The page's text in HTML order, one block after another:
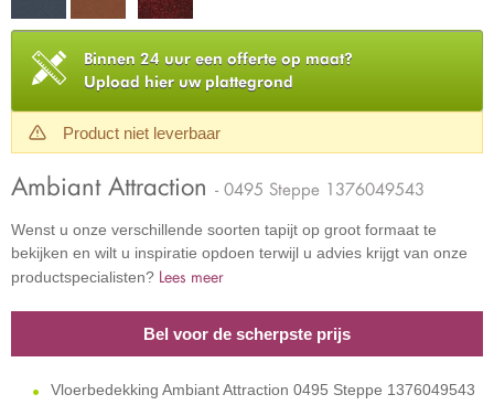
Binnen 24 uur een offerte op maat?
Upload hier uw plattegrond
Product niet leverbaar
Ambiant Attraction - 0495 Steppe 1376049543
Wenst u onze verschillende soorten tapijt op groot formaat te
bekijken en wilt u inspiratie opdoen terwijl u advies krijgt van onze
productspecialisten? Lees meer
Bel voor de scherpste prijs
Vloerbedekking Ambiant Attraction 0495 Steppe 1376049543